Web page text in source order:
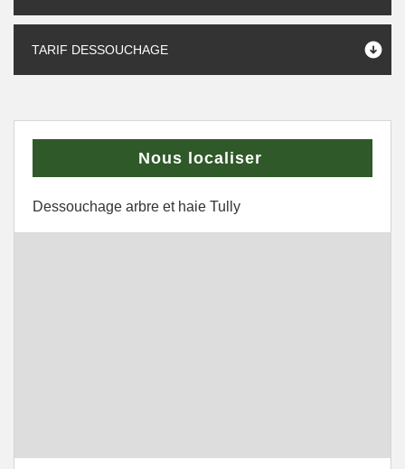
TARIF DESSOUCHAGE
Nous localiser
Dessouchage arbre et haie Tully